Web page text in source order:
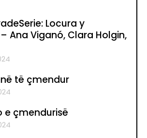
Locura y
Ana Viganó, Clara Holgin,
të çmendur
e çmendurisë